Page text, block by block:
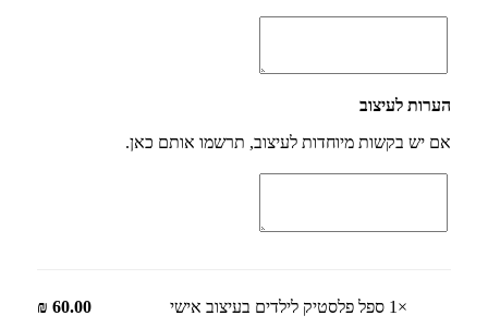
הערות לעיצוב
אם יש בקשות מיוחדות לעיצוב, תרשמו אותם כאן.
×1 ספל פלסטיק לילדים בעיצוב אישי ₪ 60.00